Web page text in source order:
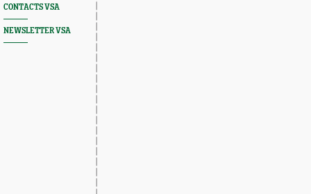
CONTACTS VSA
NEWSLETTER VSA